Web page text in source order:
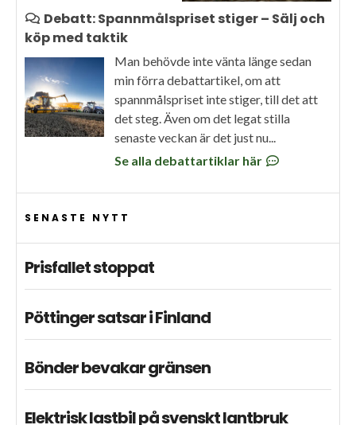
Debatt: Spannmålspriset stiger – Sälj och
köp med taktik
Man behövde inte vänta länge sedan
min förra debattartikel, om att
spannmålspriset inte stiger, till det att
det steg. Även om det legat stilla
senaste veckan är det just nu...
Se alla debattartiklar här
SENASTE NYTT
Prisfallet stoppat
Pöttinger satsar i Finland
Bönder bevakar gränsen
Elektrisk lastbil på svenskt lantbruk